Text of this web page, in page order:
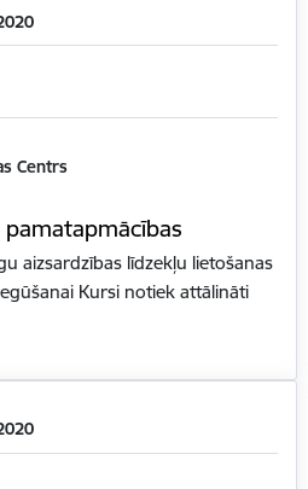
Centrs
aizsardzības līdzekļu lietošanas
Kursi notiek attālināti